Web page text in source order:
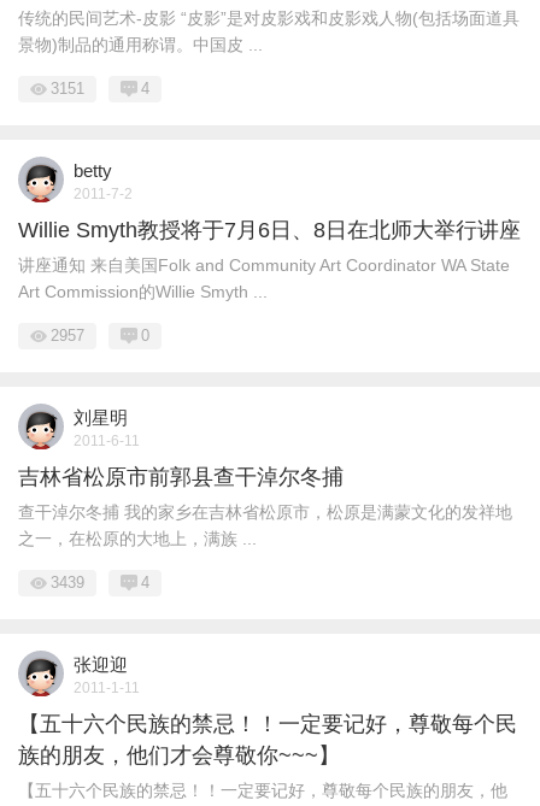
传统的民间艺术-皮影 “皮影”是对皮影戏和皮影戏人物(包括场面道具
景物)制品的通用称谓。中国皮 ...
3151 4
betty
2011-7-2
Willie Smyth教授将于7月6日、8日在北师大举行讲座
讲座通知 来自美国Folk and Community Art Coordinator WA State
Art Commission的Willie Smyth ...
2957 0
刘星明
2011-6-11
吉林省松原市前郭县查干淖尔冬捕
查干淖尔冬捕 我的家乡在吉林省松原市，松原是满蒙文化的发祥地
之一，在松原的大地上，满族 ...
3439 4
张迎迎
2011-1-11
【五十六个民族的禁忌！！一定要记好，尊敬每个民
族的朋友，他们才会尊敬你~~~】
【五十六个民族的禁忌！！一定要记好，尊敬每个民族的朋友，他